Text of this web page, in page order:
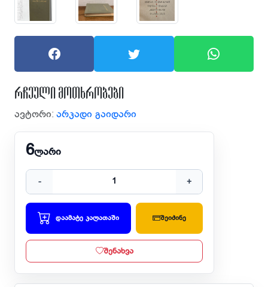
რჩეული მოთხრობები
ავტორი: არკადი გაიდარი
6ლარი
- +
დაამატე კალათაში შეიძინე
შენახვა